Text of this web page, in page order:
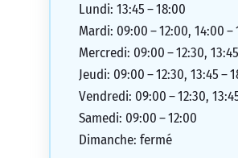
Lundi: 13:45 – 18:00
Mardi: 09:00 – 12:00, 14:00 –
Mercredi: 09:00 – 12:30,
Jeudi: 09:00 – 12:30, 13:45 –
Vendredi: 09:00 – 12:30,
Samedi: 09:00 – 12:00
Dimanche: fermé